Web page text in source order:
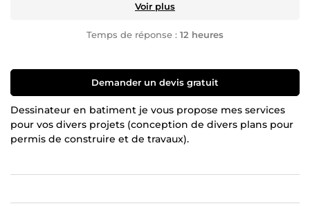
Voir plus
Temps de réponse : 12 heures
Demander un devis gratuit
Dessinateur en batiment je vous propose mes services
pour vos divers projets (conception de divers plans pour
permis de construire et de travaux).